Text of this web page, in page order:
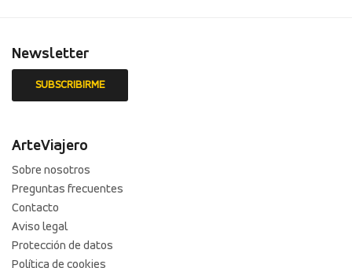
Newsletter
ArteViajero
Sobre nosotros
Preguntas frecuentes
Contacto
Aviso legal
Protección de datos
Política de cookies